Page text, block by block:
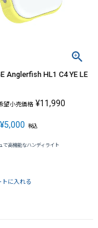
Anglerfish HL1 C4 YE LE
望小売価格 ¥11,990
¥5,000 税込
で高機能なハンディライト
トに入れる